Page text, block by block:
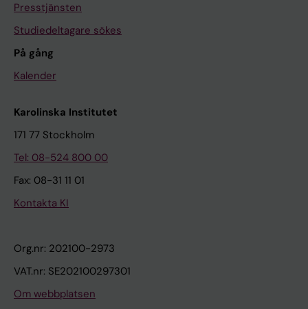
Presstjänsten
Studiedeltagare sökes
På gång
Kalender
Karolinska Institutet
171 77 Stockholm
Tel: 08-524 800 00
Fax: 08-31 11 01
Kontakta KI
Org.nr: 202100-2973
VAT.nr: SE202100297301
Om webbplatsen